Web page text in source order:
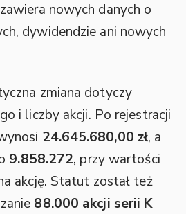
nowych danych o
dywidendzie ani nowych
zmiana dotyczy
i liczby akcji. Po rejestracji
24.645.680,00 zł, a
9.858.272, przy wartości
akcję. Statut został też
88.000 akcji serii K